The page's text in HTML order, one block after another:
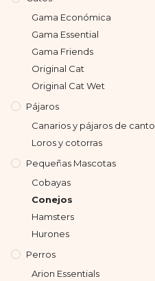
Gama Económica
Gama Essential
Gama Friends
Original Cat
Original Cat Wet
Pájaros
Canarios y pájaros de canto
Loros y cotorras
Pequeñas Mascotas
Cobayas
Conejos
Hamsters
Hurones
Perros
Arion Essentials